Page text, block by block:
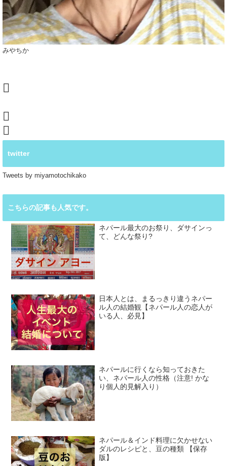
みやちか
twitter
Tweets by miyamotochikako
こちらの記事も人気です。
ネパール最大のお祭り、ダサインっ
て、どんな祭り?
日本人とは、まるっきり違うネパー
ル人の結婚観【ネパール人の恋人が
いる人、必見】
ネパールに行くなら知っておきた
い、ネパール人の性格（注意! かな
り個人的見解入り）
ネパール＆インド料理に欠かせない
ダルのレシピと、豆の種類 【保存
版】